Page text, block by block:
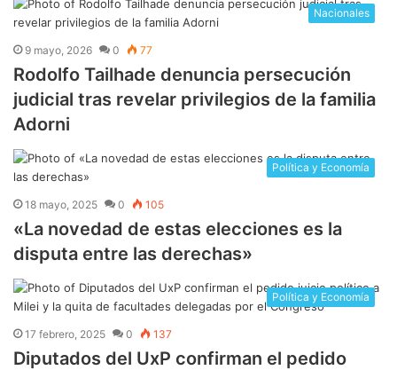
Nacionales
9 mayo, 2026 0 77
Rodolfo Tailhade denuncia persecución
judicial tras revelar privilegios de la familia
Adorni
Política y Economía
18 mayo, 2025 0 105
​«La novedad de estas elecciones es la
disputa entre las derechas»
Política y Economía
17 febrero, 2025 0 137
Diputados del UxP confirman el pedido